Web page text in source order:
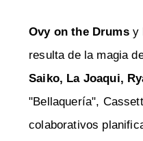
Ovy on the Drums y
resulta de la magia
Saiko, La Joaqui,
"Bellaquería",
colaborativos